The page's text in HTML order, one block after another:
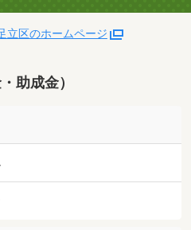
立区のホームページ
助成金）